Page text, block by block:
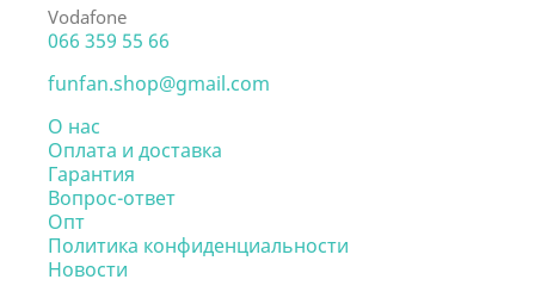
Vodafone
066 359 55 66
funfan.shop@gmail.com
О нас
Оплата и доставка
Гарантия
Вопрос-ответ
Опт
Политика конфиденциальности
Новости